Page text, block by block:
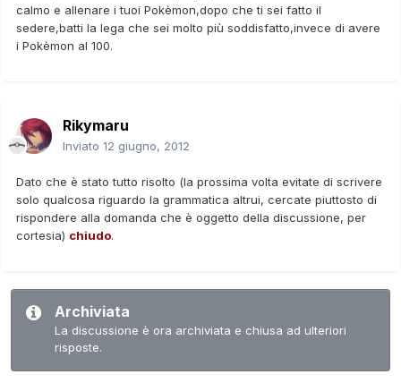
calmo e allenare i tuoi Pokèmon,dopo che ti sei fatto il
sedere,batti la lega che sei molto più soddisfatto,invece di avere
i Pokèmon al 100.
Rikymaru
Inviato 12 giugno, 2012
Dato che è stato tutto risolto (la prossima volta evitate di scrivere
solo qualcosa riguardo la grammatica altrui, cercate piuttosto di
rispondere alla domanda che è oggetto della discussione, per
cortesia) chiudo.
Archiviata
La discussione è ora archiviata e chiusa ad ulteriori
risposte.